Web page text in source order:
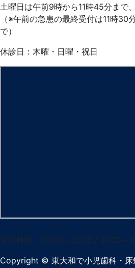
土曜日は午前9時から11時45分まで
（※午前の急患の最終受付は11時30
で）
休診日：木曜・日曜・祝日
受付時間：09:00～12:00 / 14:00～
Copyright © 東大和で小児歯科・床